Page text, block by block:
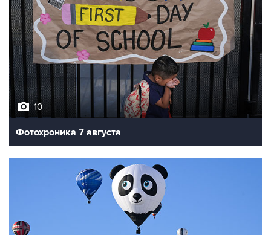
10
Фотохроника 7 августа